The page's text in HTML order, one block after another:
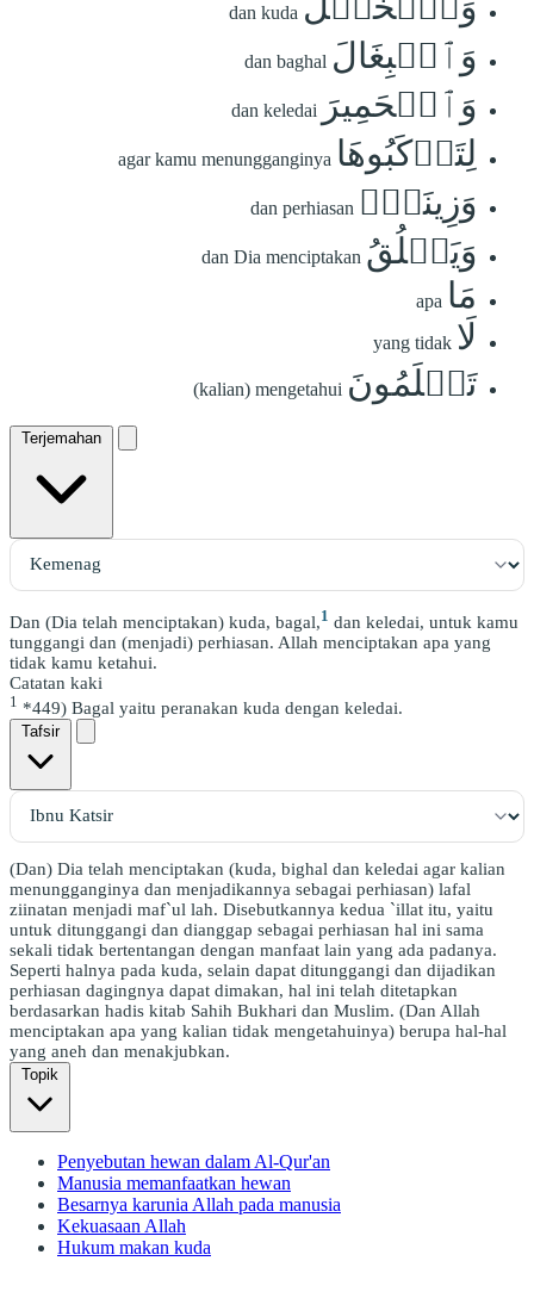
dan kuda
وَٱلۡبِغَالَ dan baghal
وَٱلۡحَمِيرَ dan keledai
لِتَرۡكَبُوهَا agar kamu menungganginya
وَزِينَةٗۚ dan perhiasan
وَيَخۡلُقُ dan Dia menciptakan
مَا apa
لَا yang tidak
تَعۡلَمُونَ (kalian) mengetahui
Terjemahan
Dan (Dia telah menciptakan) kuda, bagal,1 dan keledai, untuk kamu
tunggangi dan (menjadi) perhiasan. Allah menciptakan apa yang
tidak kamu ketahui.
Catatan kaki
1 *449) Bagal yaitu peranakan kuda dengan keledai.
Tafsir
(Dan) Dia telah menciptakan (kuda, bighal dan keledai agar kalian
menungganginya dan menjadikannya sebagai perhiasan) lafal
ziinatan menjadi maf`ul lah. Disebutkannya kedua `illat itu, yaitu
untuk ditunggangi dan dianggap sebagai perhiasan hal ini sama
sekali tidak bertentangan dengan manfaat lain yang ada padanya.
Seperti halnya pada kuda, selain dapat ditunggangi dan dijadikan
perhiasan dagingnya dapat dimakan, hal ini telah ditetapkan
berdasarkan hadis kitab Sahih Bukhari dan Muslim. (Dan Allah
menciptakan apa yang kalian tidak mengetahuinya) berupa hal-hal
yang aneh dan menakjubkan.
Topik
Penyebutan hewan dalam Al-Qur'an
Manusia memanfaatkan hewan
Besarnya karunia Allah pada manusia
Kekuasaan Allah
Hukum makan kuda